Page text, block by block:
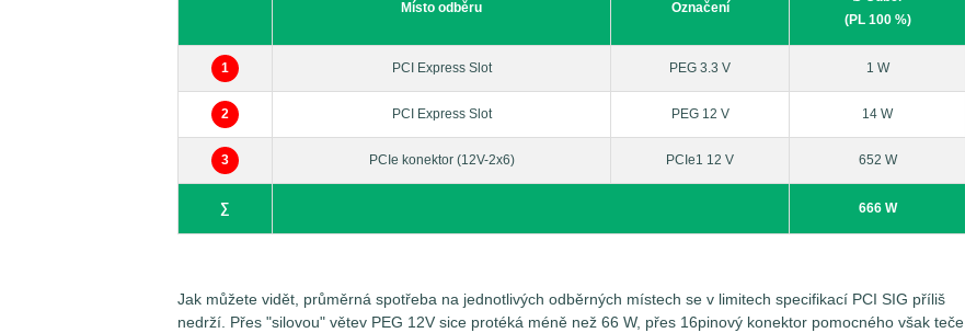
Místo odběru Označení
(PL 100 %)
1 PCI Express Slot PEG 3.3 V 1 W
2 PCI Express Slot PEG 12 V 14 W
3 PCIe konektor (12V-2x6) PCIe1 12 V 652 W
∑ 666 W
Jak můžete vidět, průměrná spotřeba na jednotlivých odběrných místech se v limitech specifikací PCI SIG příliš
nedrží. Přes "silovou" větev PEG 12V sice protéká méně než 66 W, přes 16pinový konektor pomocného však teče